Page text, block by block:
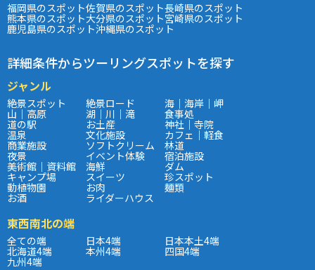
福岡県のスポット佐賀県のスポット長崎県のスポット
熊本県のスポット大分県のスポット宮崎県のスポット
鹿児島県のスポット沖縄県のスポット
詳細条件からツーリングスポットを探す
ジャンル
絶景スポット 絶景ロード 海｜海岸｜岬
山｜高原 湖｜川｜滝 食事処
道の駅 お土産 神社｜寺院
温泉 文化施設 カフェ｜軽食
商業施設 ソフトクリーム 林道
夜景 イベント体験 宿泊施設
美術館｜資料館 海鮮 ダム
キャンプ場 スイーツ 珍スポット
動植物園 お肉 麺類
お酒 ライダーハウス
東西南北の端
全ての端 日本4端 日本本土4端
北海道4端 本州4端 四国4端
九州4端